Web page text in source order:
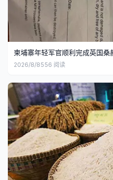
柬埔寨年轻军官顺利完成英国
2026/8/8556 阅读